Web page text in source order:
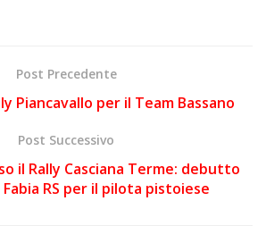
Post Precedente
Piancavallo per il Team Bassano
Post Successivo
il Rally Casciana Terme: debutto
Fabia RS per il pilota pistoiese